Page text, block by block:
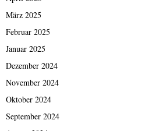
März 2025
Februar 2025
Januar 2025
Dezember 2024
November 2024
Oktober 2024
September 2024